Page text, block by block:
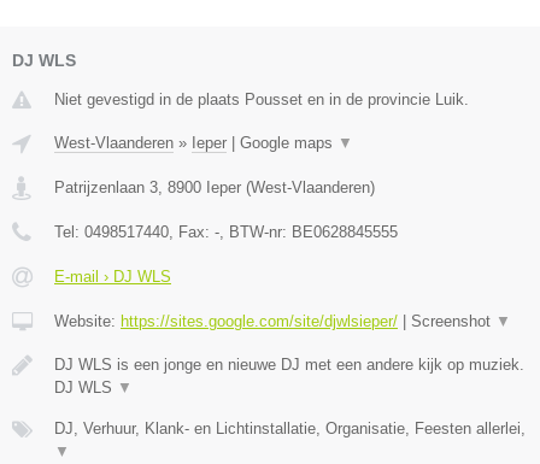
DJ WLS
Niet gevestigd in de plaats Pousset en in de provincie Luik.
West-Vlaanderen » Ieper Google maps ▼
Patrijzenlaan 3, 8900 Ieper (West-Vlaanderen)
Tel: 0498517440, Fax: -, BTW-nr: BE0628845555
E-mail › DJ WLS
Website: https://sites.google.com/site/djwlsieper/ Screenshot ▼
DJ WLS is een jonge en nieuwe DJ met een andere kijk op muziek.
DJ WLS ▼
DJ, Verhuur, Klank- en Lichtinstallatie, Organisatie, Feesten allerlei,
▼